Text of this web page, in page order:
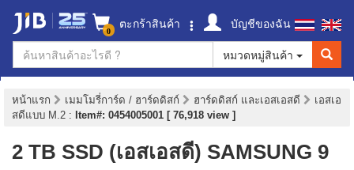
0 ตะกร้าสินค้า
บัญชีของฉัน
หมวดหมู่สินค้า
หน้าแรก เมมโมรี่การ์ด / ฮาร์ดดิสก์ ฮาร์ดดิสก์ และเอสเอสดี
เอสเอ
สดีแบบ M.2 : Item#: 0454005001 [ 76,918 view ]
2 TB SSD (เอสเอสดี) SAMSUNG 9